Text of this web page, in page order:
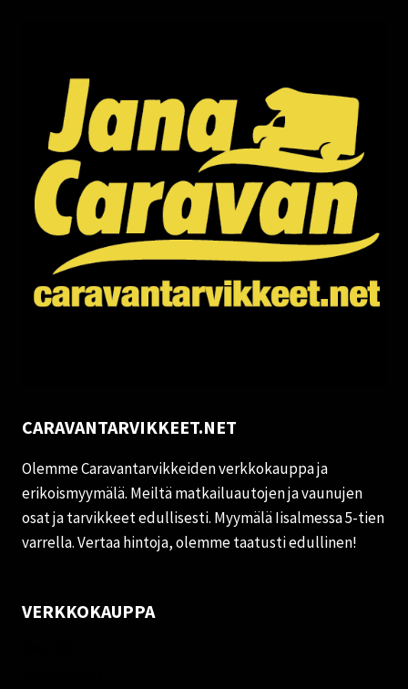
CARAVANTARVIKKEET.NET
Olemme Caravantarvikkeiden verkkokauppa ja
erikoismyymälä. Meiltä matkailuautojen ja vaunujen
osat ja tarvikkeet edullisesti. Myymälä Iisalmessa 5-tien
varrella. Vertaa hintoja, olemme taatusti edullinen!
VERKKOKAUPPA